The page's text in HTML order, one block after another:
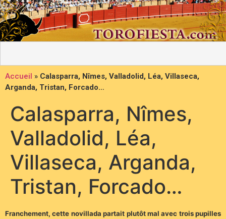
Accueil » Calasparra, Nîmes, Valladolid, Léa, Villaseca,
Arganda, Tristan, Forcado…
Calasparra, Nîmes,
Valladolid, Léa,
Villaseca, Arganda,
Tristan, Forcado…
Franchement, cette novillada partait plutôt mal avec trois pupilles